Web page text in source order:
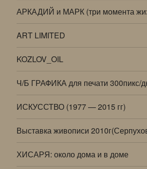
АРКАДИЙ и МАРК (три момента
ART LIMITED
KOZLOV_OIL
Ч/Б ГРАФИКА для печати 300пикс/
ИСКУССТВО (1977 — 2015 гг)
Выставка живописи
ХИСАРЯ: около дома и в доме